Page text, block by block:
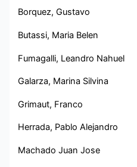
Borquez, Gustavo
Butassi, Maria Belen
Fumagalli, Leandro Nahuel
Galarza, Marina Silvina
Grimaut, Franco
Herrada, Pablo Alejandro
Machado Juan Jose